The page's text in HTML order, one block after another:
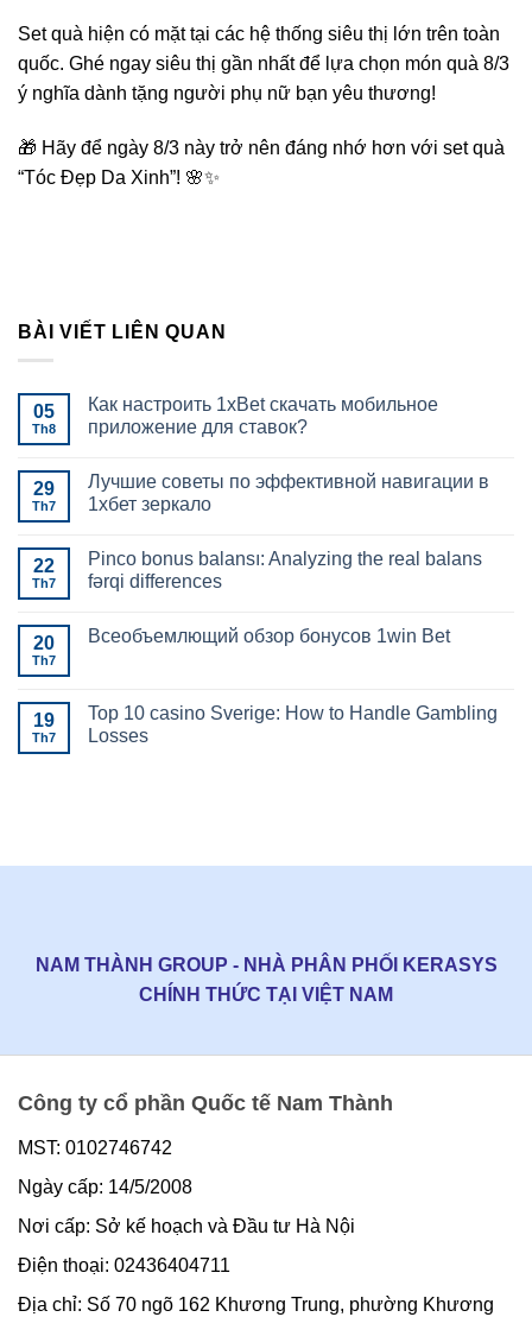
Set quà hiện có mặt tại các hệ thống siêu thị lớn trên toàn
quốc. Ghé ngay siêu thị gần nhất để lựa chọn món quà 8/3
ý nghĩa dành tặng người phụ nữ bạn yêu thương!
🎁 Hãy để ngày 8/3 này trở nên đáng nhớ hơn với set quà
“Tóc Đẹp Da Xinh”! 🌸✨
BÀI VIẾT LIÊN QUAN
05
Th8
Как настроить 1xBet скачать мобильное
приложение для ставок?
29
Th7
Лучшие советы по эффективной навигации в
1хбет зеркало
22
Th7
Pinco bonus balansı: Analyzing the real balans
fərqi differences
20
Th7
Всеобъемлющий обзор бонусов 1win Bet
19
Th7
Top 10 casino Sverige: How to Handle Gambling
Losses
NAM THÀNH GROUP - NHÀ PHÂN PHỐI KERASYS
CHÍNH THỨC TẠI VIỆT NAM
Công ty cổ phần Quốc tế Nam Thành
MST: 0102746742
Ngày cấp: 14/5/2008
Nơi cấp: Sở kế hoạch và Đầu tư Hà Nội
Điện thoại: 02436404711
Địa chỉ: Số 70 ngõ 162 Khương Trung, phường Khương